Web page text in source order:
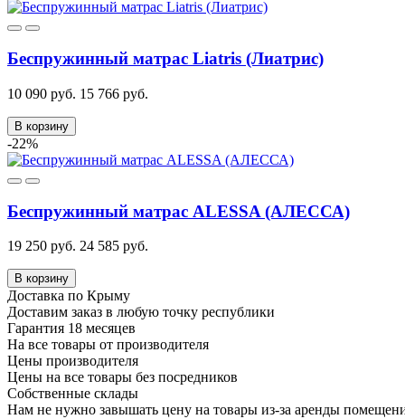
Беспружинный матрас Liatris (Лиатрис)
10 090 руб. 15 766 руб.
В корзину
-22%
Беспружинный матрас ALESSA (АЛЕССА)
19 250 руб. 24 585 руб.
В корзину
Доставка по Крыму
Доставим заказ в любую точку республики
Гарантия 18 месяцев
На все товары от производителя
Цены производителя
Цены на все товары без посредников
Собственные склады
Нам не нужно завышать цену на товары из-за аренды